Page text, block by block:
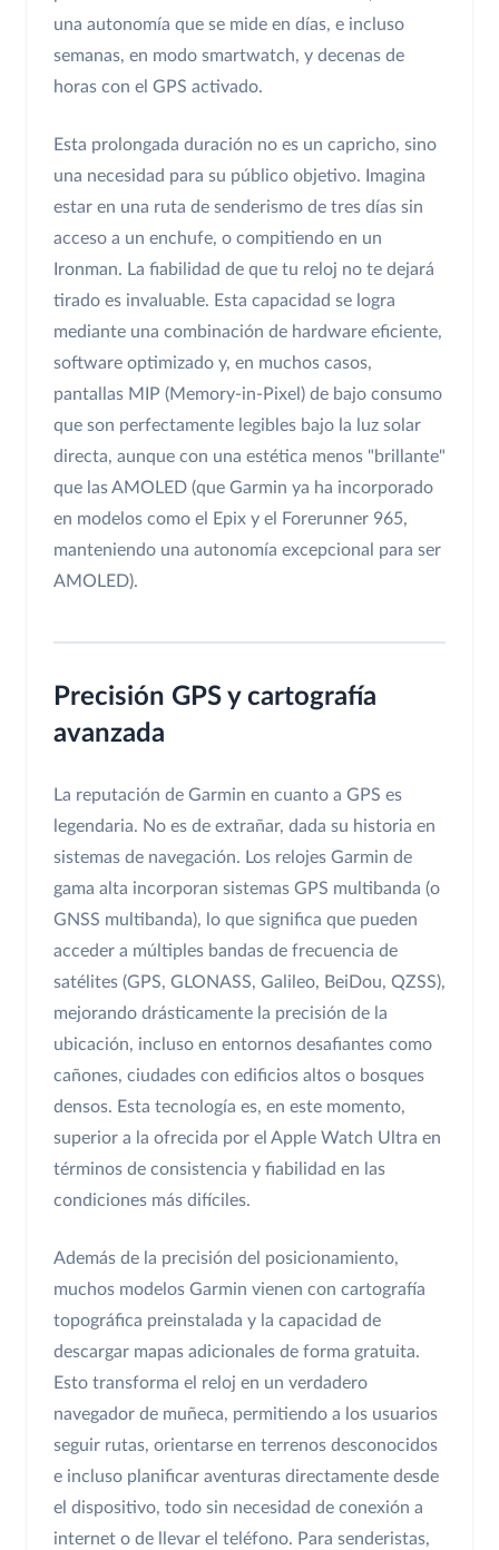
una autonomía que se mide en días, e incluso
semanas, en modo smartwatch, y decenas de
horas con el GPS activado.
Esta prolongada duración no es un capricho, sino
una necesidad para su público objetivo. Imagina
estar en una ruta de senderismo de tres días sin
acceso a un enchufe, o compitiendo en un
Ironman. La fiabilidad de que tu reloj no te dejará
tirado es invaluable. Esta capacidad se logra
mediante una combinación de hardware eficiente,
software optimizado y, en muchos casos,
pantallas MIP (Memory-in-Pixel) de bajo consumo
que son perfectamente legibles bajo la luz solar
directa, aunque con una estética menos "brillante"
que las AMOLED (que Garmin ya ha incorporado
en modelos como el Epix y el Forerunner 965,
manteniendo una autonomía excepcional para ser
AMOLED).
Precisión GPS y cartografía
avanzada
La reputación de Garmin en cuanto a GPS es
legendaria. No es de extrañar, dada su historia en
sistemas de navegación. Los relojes Garmin de
gama alta incorporan sistemas GPS multibanda (o
GNSS multibanda), lo que significa que pueden
acceder a múltiples bandas de frecuencia de
satélites (GPS, GLONASS, Galileo, BeiDou, QZSS),
mejorando drásticamente la precisión de la
ubicación, incluso en entornos desafiantes como
cañones, ciudades con edificios altos o bosques
densos. Esta tecnología es, en este momento,
superior a la ofrecida por el Apple Watch Ultra en
términos de consistencia y fiabilidad en las
condiciones más difíciles.
Además de la precisión del posicionamiento,
muchos modelos Garmin vienen con cartografía
topográfica preinstalada y la capacidad de
descargar mapas adicionales de forma gratuita.
Esto transforma el reloj en un verdadero
navegador de muñeca, permitiendo a los usuarios
seguir rutas, orientarse en terrenos desconocidos
e incluso planificar aventuras directamente desde
el dispositivo, todo sin necesidad de conexión a
internet o de llevar el teléfono. Para senderistas,